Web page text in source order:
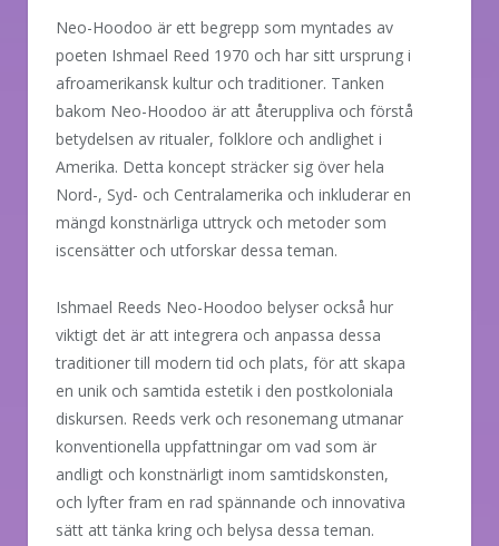
Neo-Hoodoo är ett begrepp som myntades av
poeten Ishmael Reed 1970 och har sitt ursprung i
afroamerikansk kultur och traditioner. Tanken
bakom Neo-Hoodoo är att återuppliva och förstå
betydelsen av ritualer, folklore och andlighet i
Amerika. Detta koncept sträcker sig över hela
Nord-, Syd- och Centralamerika och inkluderar en
mängd konstnärliga uttryck och metoder som
iscensätter och utforskar dessa teman.
Ishmael Reeds Neo-Hoodoo belyser också hur
viktigt det är att integrera och anpassa dessa
traditioner till modern tid och plats, för att skapa
en unik och samtida estetik i den postkoloniala
diskursen. Reeds verk och resonemang utmanar
konventionella uppfattningar om vad som är
andligt och konstnärligt inom samtidskonsten,
och lyfter fram en rad spännande och innovativa
sätt att tänka kring och belysa dessa teman.